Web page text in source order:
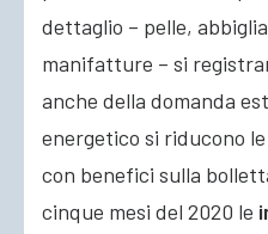
dettaglio – pelle,
manifatture – si
anche della domanda
energetico si riducono
con benefici sulla
cinque mesi del 2020 le